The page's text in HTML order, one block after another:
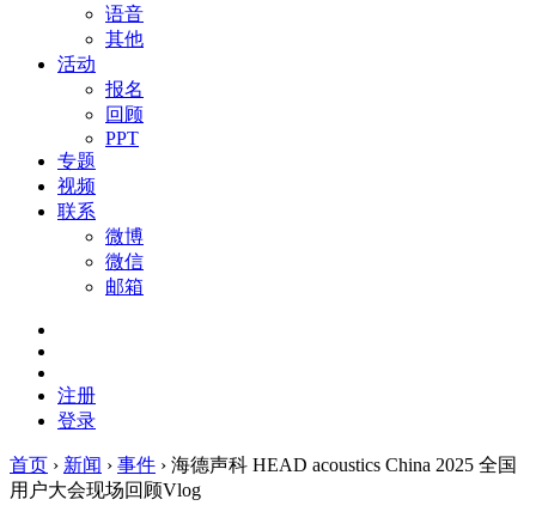
语音
其他
活动
报名
回顾
PPT
专题
视频
联系
微博
微信
邮箱
注册
登录
首页 › 新闻 › 事件 › 海德声科 HEAD acoustics China 2025 全国
用户大会现场回顾Vlog